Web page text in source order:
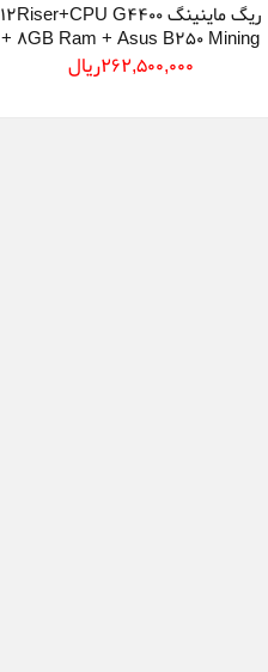
ریگ ماینینگ 12Riser+CPU G4400
+ 8GB Ram + Asus B250 Mining
+ Frame + 300 +1800Watt Power
262,500,000ريال